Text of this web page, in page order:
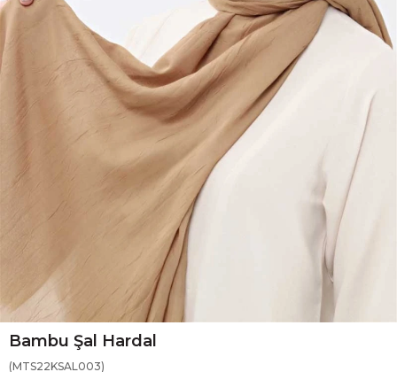
Bambu Şal Hardal
(MTS22KSAL003)